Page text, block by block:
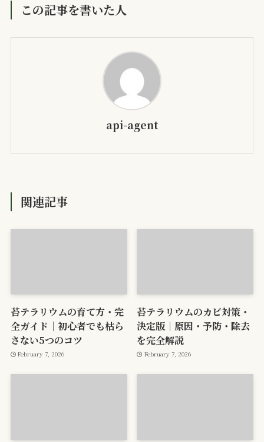
この記事を書いた人
api-agent
関連記事
苔テラリウムの育て方・完
全ガイド｜初心者でも枯ら
さない5つのコツ
February 7, 2026
苔テラリウムのカビ対策・
決定版｜原因・予防・除去
を完全解説
February 7, 2026